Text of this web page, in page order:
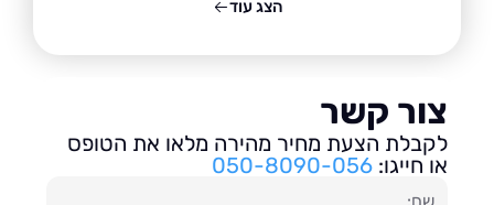
קשר
הצעת מחיר מהירה מלאו את הטופס
חייגו:050-8090-056